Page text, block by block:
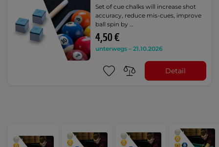
Set of cue chalks will increase shot
accuracy, reduce mis-cues, improve
ball spin by …
4,50 €
unterwegs – 21.10.2026
Detail